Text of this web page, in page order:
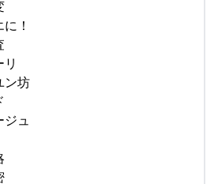
！
ン坊
ジュ